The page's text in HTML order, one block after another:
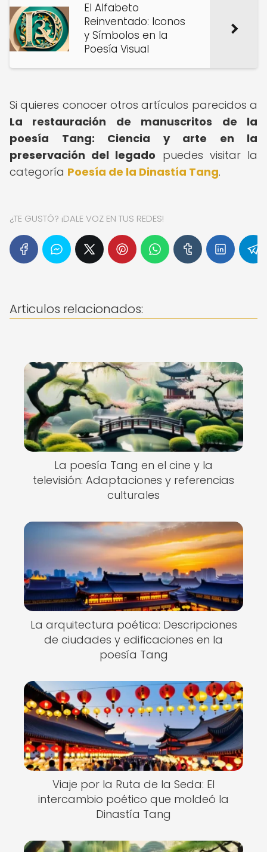
El Alfabeto
Reinventado: Iconos
y Símbolos en la
Poesía Visual
Si quieres conocer otros artículos parecidos a
La restauración de manuscritos de la
poesía Tang: Ciencia y arte en la
preservación del legado puedes visitar la
categoría Poesía de la Dinastía Tang.
¿TE GUSTÓ? ¡DALE VOZ EN TUS REDES!
Articulos relacionados:
La poesía Tang en el cine y la
televisión: Adaptaciones y referencias
culturales
La arquitectura poética: Descripciones
de ciudades y edificaciones en la
poesía Tang
Viaje por la Ruta de la Seda: El
intercambio poético que moldeó la
Dinastía Tang